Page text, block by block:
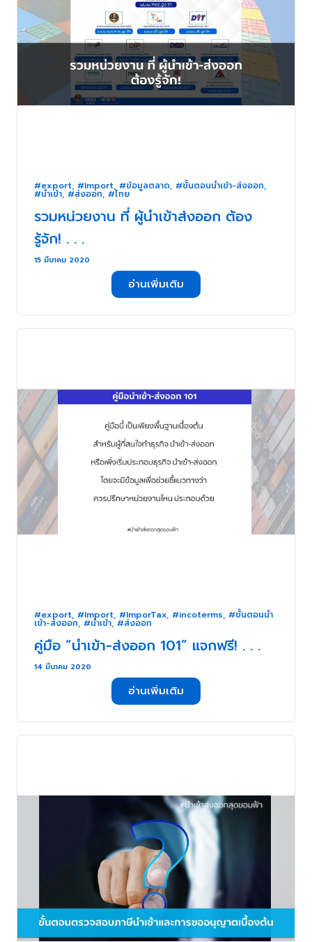
#export, #Import, #ข้อมูลตลาด, #ขั้นตอนนำเข้า-ส่งออก,
#นำเข้า, #ส่งออก, #ไทย
รวมหน่วยงาน ที่ ผู้นำเข้าส่งออก ต้อง
รู้จัก! . . .
15 มีนาคม 2020
อ่านเพิ่มเติม
#export, #Import, #ImporTax, #incoterms, #ขั้นตอนนำ
เข้า-ส่งออก, #นำเข้า,#ส่งออก
คู่มือ “นำเข้า-ส่งออก 101” แจกฟรี! . . .
14 มีนาคม 2020
อ่านเพิ่มเติม